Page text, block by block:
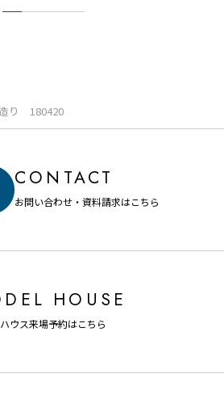
り 180420
CONTACT
お問い合わせ・資料請求はこちら
HOUSE
ウス来場予約はこちら